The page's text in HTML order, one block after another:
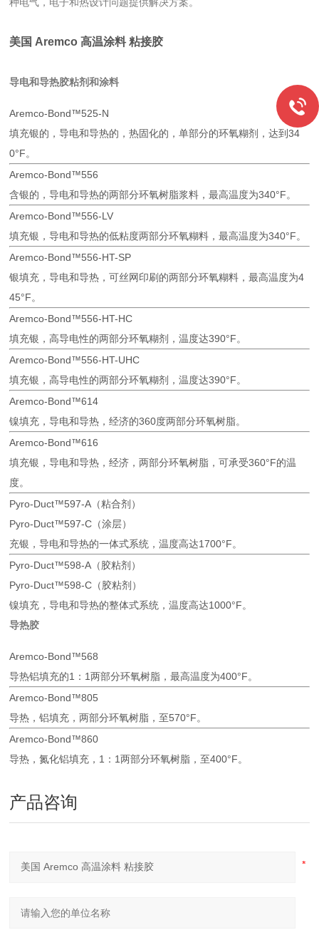
美国 Aremco 高温涂料 粘接胶
导电和导热胶粘剂和涂料
Aremco-Bond™525-N
填充银的，导电和导热的，热固化的，单部分的环氧糊剂，达到34
0°F。
Aremco-Bond™556
含银的，导电和导热的两部分环氧树脂浆料，最高温度为340°F。
Aremco-Bond™556-LV
填充银，导电和导热的低粘度两部分环氧糊料，最高温度为340°F。
Aremco-Bond™556-HT-SP
银填充，导电和导热，可丝网印刷的两部分环氧糊料，最高温度为4
45°F。
Aremco-Bond™556-HT-HC
填充银，高导电性的两部分环氧糊剂，温度达390°F。
Aremco-Bond™556-HT-UHC
填充银，高导电性的两部分环氧糊剂，温度达390°F。
Aremco-Bond™614
镍填充，导电和导热，经济的360度两部分环氧树脂。
Aremco-Bond™616
填充银，导电和导热，经济，两部分环氧树脂，可承受360°F的温
度。
Pyro-Duct™597-A（粘合剂）
Pyro-Duct™597-C（涂层）
充银，导电和导热的一体式系统，温度高达1700°F。
Pyro-Duct™598-A（胶粘剂）
Pyro-Duct™598-C（胶粘剂）
镍填充，导电和导热的整体式系统，温度高达1000°F。
导热胶
Aremco-Bond™568
导热铝填充的1：1两部分环氧树脂，最高温度为400°F。
Aremco-Bond™805
导热，铝填充，两部分环氧树脂，至570°F。
Aremco-Bond™860
导热，氮化铝填充，1：1两部分环氧树脂，至400°F。
产品咨询